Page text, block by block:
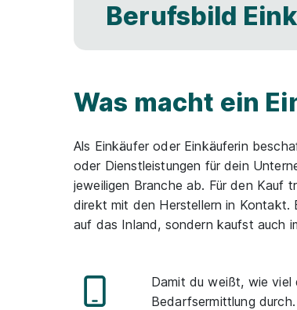
Berufsbild
Was macht ein
Als Einkäufer oder Einkäuferin
oder Dienstleistungen für dein
jeweiligen Branche ab. Für den Kauf
direkt mit den Herstellern in Kontakt.
auf das Inland, sondern kaufst auch
Damit du weißt, wie viel
Bedarfsermittlung